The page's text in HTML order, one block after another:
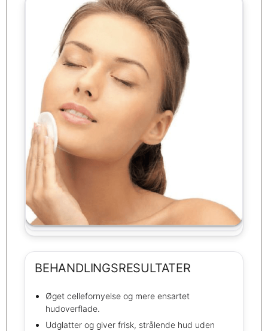
BEHANDLINGSRESULTATER
Øget cellefornyelse og mere ensartet
hudoverflade.
Udglatter og giver frisk, strålende hud uden